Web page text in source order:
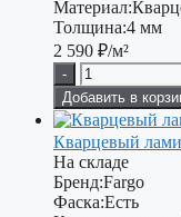
Материал:
Толщина:4 мм
2 590 ₽/м²
-
Добавить в
Кварцевый
На складе
Бренд:Fargo
Фаска:Есть